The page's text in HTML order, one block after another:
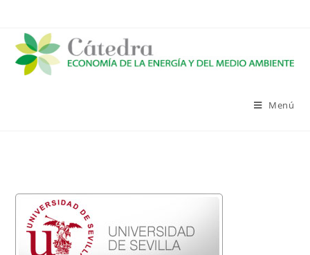
contenido
Menú